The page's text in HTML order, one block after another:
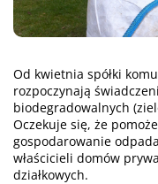
Od kwietnia spółki
rozpoczynają
biodegradowalnych
Oczekuje się, że
gospodarowanie
właścicieli domów
działkowych.